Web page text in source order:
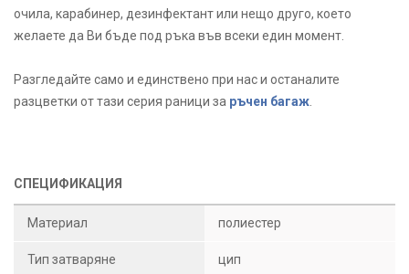
очила, карабинер, дезинфектант или нещо друго, което
желаете да Ви бъде под ръка във всеки един момент.
Разгледайте само и единствено при нас и останалите
разцветки от тази серия раници за ръчен багаж
СПЕЦИФИКАЦИЯ
Материал полиестер
Тип затваряне цип